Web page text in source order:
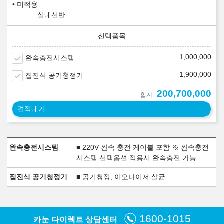
미적용
실내선반
완속충전시스템 1,000,000
집진식 공기청정기 1,900,000
합계 200,700,000
견적내기
완속충전시스템
■ 220V 완속 충전 케이블 포함 ※ 완속충전
시스템 선택옵션 적용시 완속충전 가능
집진식 공기청정기 ■ 공기청정, 이오나이저 살균
카눈 다이렉트 상담센터 1600-1015